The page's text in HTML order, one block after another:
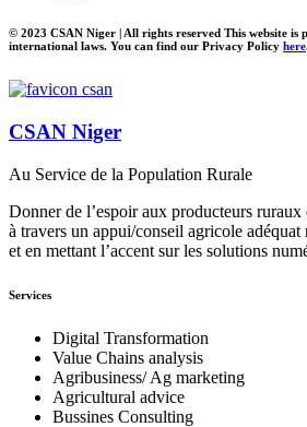
© 2023 CSAN Niger | All rights reserved This website is
international laws. You can find our Privacy Policy here
CSAN Niger
Au Service de la Population Rurale
Donner de l’espoir aux producteurs
à travers un appui/conseil agricole adéquat
et en mettant l’accent sur les solutions
Services
Digital Transformation
Value Chains analysis
Agribusiness/ Ag marketing
Agricultural advice
Bussines Consulting